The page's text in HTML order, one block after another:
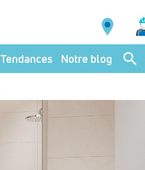
Tendances Notre blog